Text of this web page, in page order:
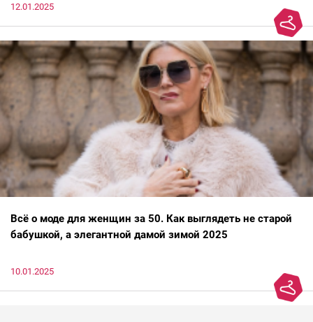
12.01.2025
Всё о моде для женщин за 50. Как выглядеть не старой
бабушкой, а элегантной дамой зимой 2025
10.01.2025